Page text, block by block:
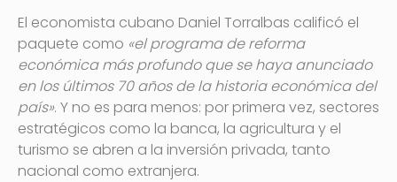
El economista cubano Daniel Torralbas calificó el
paquete como «el programa de reforma
económica más profundo que se haya anunciado
en los últimos 70 años de la historia económica del
país». Y no es para menos: por primera vez, sectores
estratégicos como la banca, la agricultura y el
turismo se abren a la inversión privada, tanto
nacional como extranjera.